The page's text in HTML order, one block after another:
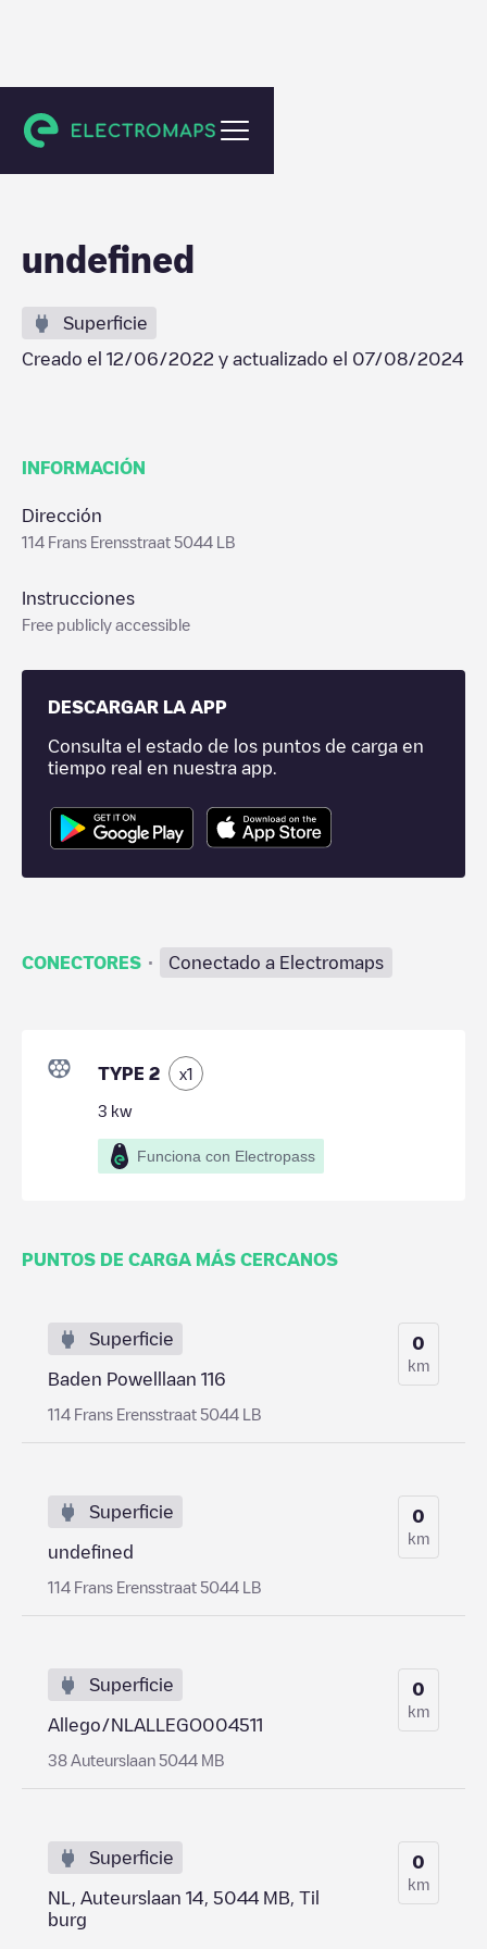
Tilburg
undefined
Superficie
Creado el 12/06/2022 y actualizado el 07/08/2024
INFORMACIÓN
Dirección
114 Frans Erensstraat 5044 LB
Instrucciones
Free publicly accessible
DESCARGAR LA APP
Consulta el estado de los puntos de carga en
tiempo real en nuestra app.
CONECTORES · Conectado a Electromaps
TYPE 2 x1
3 kw
Funciona con Electropass
PUNTOS DE CARGA MÁS CERCANOS
Superficie
Baden Powelllaan 116
114 Frans Erensstraat 5044 LB
0
km
Superficie
undefined
114 Frans Erensstraat 5044 LB
0
km
Superficie
Allego/NLALLEGO004511
38 Auteurslaan 5044 MB
0
km
Superficie
NL, Auteurslaan 14, 5044 MB, Til
burg
0
km